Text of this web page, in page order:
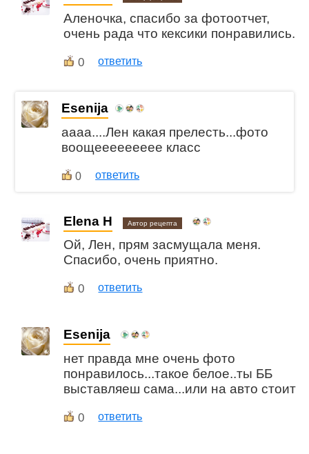
Аленочка, спасибо за фотоотчет,
очень рада что кексики понравились.
0 ответить
Esenija
аааа....Лен какая прелесть...фото
воощеееееееее класс
0 ответить
Elena H Автор рецепта
Ой, Лен, прям засмущала меня.
Спасибо, очень приятно.
0 ответить
Esenija
нет правда мне очень фото
понравилось...такое белое..ты ББ
выставляeш сама...или на авто стоит
0 ответить